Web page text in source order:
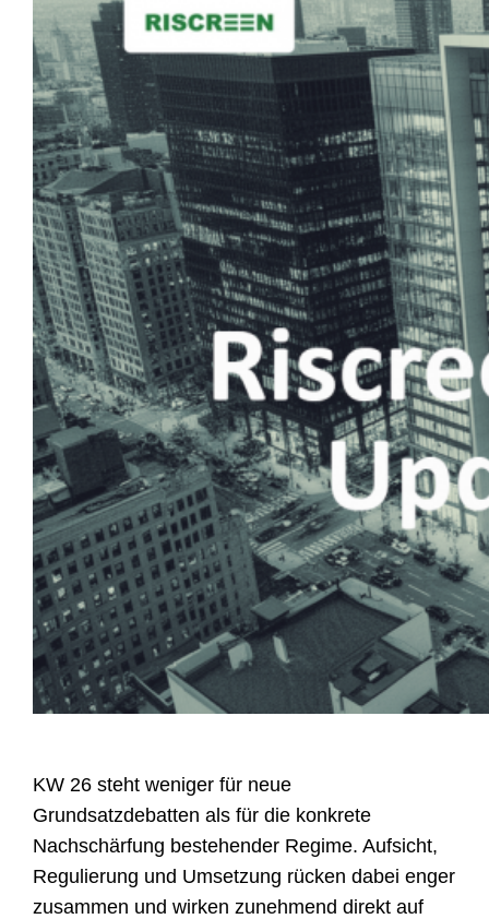
KW 26 steht weniger für neue
Grundsatzdebatten als für die konkrete
Nachschärfung bestehender Regime. Aufsicht,
Regulierung und Umsetzung rücken dabei enger
zusammen und wirken zunehmend direkt auf